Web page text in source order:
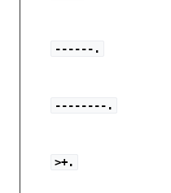
------.
--------.
>+.